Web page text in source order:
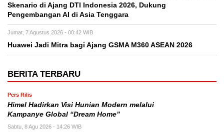
Skenario di Ajang DTI Indonesia 2026, Dukung
Pengembangan AI di Asia Tenggara
Jumat, 7 Agustus 2026 - 00:42 WIB
Huawei Jadi Mitra bagi Ajang GSMA M360 ASEAN 2026
BERITA TERBARU
Pers Rilis
Himel Hadirkan Visi Hunian Modern melalui
Kampanye Global “Dream Home”
Sabtu, 8 Agu 2026 - 14:26 WIB